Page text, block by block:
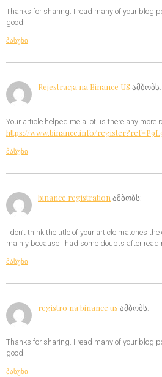
Thanks for sharing. I read many of your blog
good.
პასუხი
Rejestracja na Binance US ამბობს:
Your article helped me a lot, is there any more
https://www.binance.info/
პასუხი
binance registration ამბობს:
I don’t think the title of your article matches
mainly because I had some doubts after
პასუხი
registro na binance us ამბობს:
Thanks for sharing. I read many of your blog
good.
პასუხი